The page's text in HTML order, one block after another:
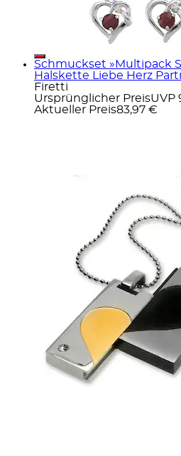
Schmuckset »Multipack
Halskette Liebe Herz
Firetti
Ursprünglicher PreisUVP
Aktueller Preis83,97 €